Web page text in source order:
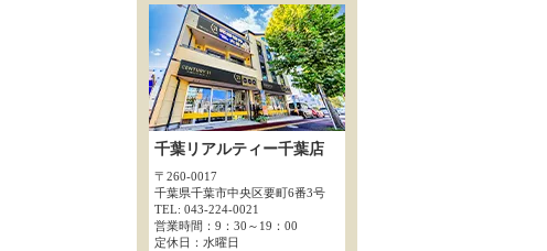
千葉リアルティー千葉店
〒260-0017
千葉県千葉市中央区要町6番3号
TEL: 043-224-0021
営業時間：9：30～19：00
定休日：水曜日